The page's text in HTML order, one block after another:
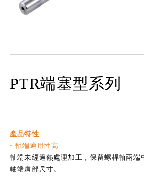
PTR端塞型系列
產品特性
• 軸端適用性高
軸端未經過熱處理加工，保留螺桿軸兩端
軸端肩部尺寸。